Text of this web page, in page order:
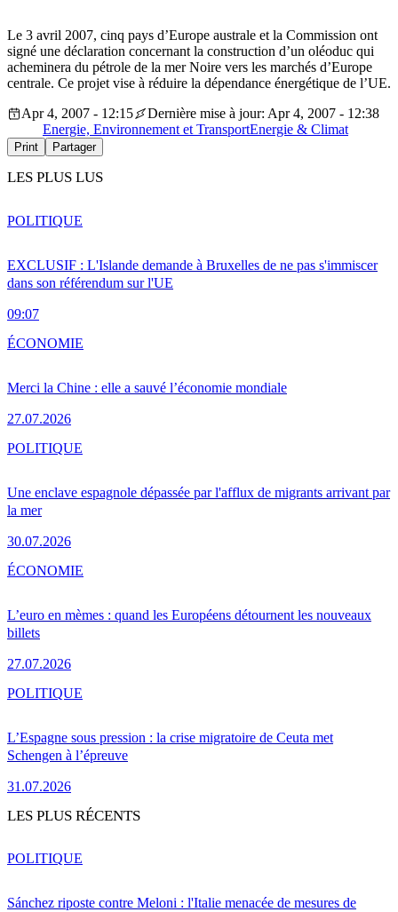
Le 3 avril 2007, cinq pays d’Europe australe et la Commission ont
signé une déclaration concernant la construction d’un oléoduc qui
acheminera du pétrole de la mer Noire vers les marchés d’Europe
centrale. Ce projet vise à réduire la dépendance énergétique de l’UE.
Apr 4, 2007 - 12:15
Dernière mise à jour: Apr 4, 2007 - 12:38
Energie, Environnement et TransportEnergie & Climat
Print Partager
LES PLUS LUS
EXCLUSIF : L'Islande demande à Bruxelles de ne pas s'immiscer
dans son référendum sur l'UE
09:07
POLITIQUE
Merci la Chine : elle a sauvé l’économie mondiale
27.07.2026
ÉCONOMIE
Une enclave espagnole dépassée par l'afflux de migrants arrivant par
la mer
30.07.2026
POLITIQUE
L’euro en mèmes : quand les Européens détournent les nouveaux
billets
27.07.2026
ÉCONOMIE
L’Espagne sous pression : la crise migratoire de Ceuta met
Schengen à l’épreuve
31.07.2026
POLITIQUE
LES PLUS RÉCENTS
Sánchez riposte contre Meloni : l'Italie menacée de mesures de
POLITIQUE